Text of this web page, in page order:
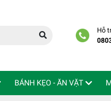
Hỗ
BÁNH KẸO - ĂN VẶT